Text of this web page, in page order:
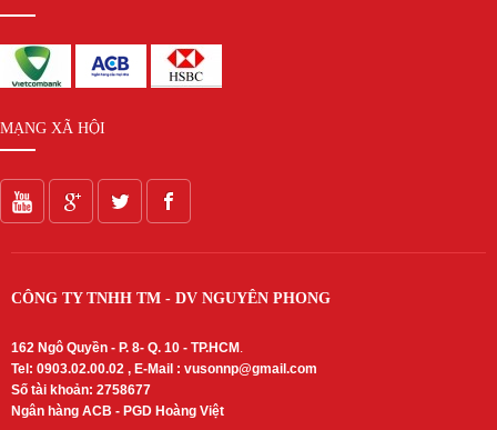
Access Point UniFi
Switch UniFi
MẠNG XÃ HỘI
CÔNG TY TNHH TM - DV NGUYÊN PHONG
162 Ngô Quyền - P. 8- Q. 10 - TP.HCM .
Tel: 0903.02.00.02 , E-Mail : vusonnp@gmail.com
Số tài khoản: 2758677
Ngân hàng ACB - PGD Hoàng Việt